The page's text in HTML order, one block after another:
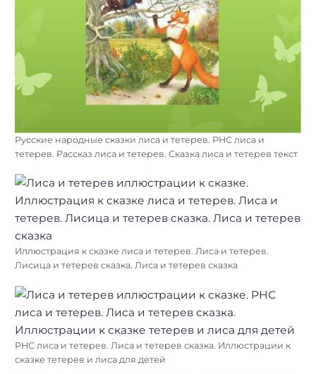
Русские народные сказки лиса и тетерев. РНС лиса и
тетерев. Рассказ лиса и тетерев. Сказка лиса и тетерев текст
Иллюстрация к сказке лиса и тетерев. Лиса и тетерев.
Лисица и тетерев сказка. Лиса и тетерев сказка
РНС лиса и тетерев. Лиса и тетерев сказка. Иллюстрации к
сказке тетерев и лиса для детей